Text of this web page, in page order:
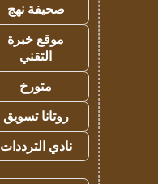
صحيفة نهج
موقع خبرة
التقني
متورخ
روتانا تسويق
نادي الترددات